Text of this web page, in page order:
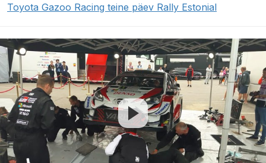
Toyota Gazoo Racing teine päev Rally Estonial